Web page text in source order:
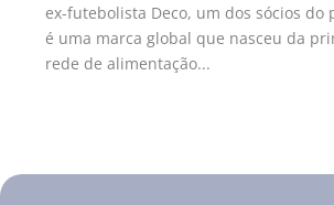
ex-futebolista Deco, um dos sócios do
é uma marca global que nasceu da
rede de alimentação...